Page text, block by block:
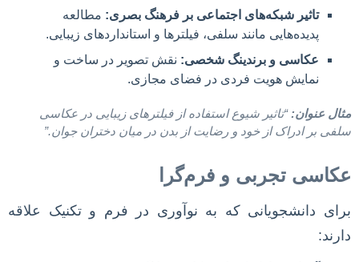
تاثیر شبکه‌های اجتماعی بر فرهنگ بصری: مطالعه
پدیده‌هایی مانند سلفی، فیلترها و استانداردهای زیبایی.
عکاسی و برندینگ شخصی: نقش تصویر در ساخت و
نمایش هویت فردی در فضای مجازی.
مثال عنوان: “تاثیر شیوع استفاده از فیلترهای زیبایی در عکاسی
سلفی بر ادراک از خود و رضایت از بدن در میان دختران جوان.”
عکاسی تجربی و فرم‌گرا
برای دانشجویانی که به نوآوری در فرم و تکنیک علاقه
دارند: